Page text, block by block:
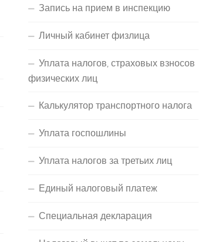
Запись на прием в инспекцию
Личный кабинет физлица
Уплата налогов, страховых взносов
физических лиц
Калькулятор транспортного налога
Уплата госпошлины
Уплата налогов за третьих лиц
Единый налоговый платеж
Специальная декларация